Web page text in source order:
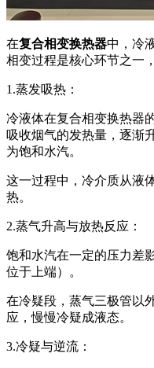
在复合相变换热器中，冷
相变过程是核心环节之一
1.蒸发吸热：
冷液体在复合相变换热器
吸收烟气的发热量，逐渐
为饱和水汽。
这一过程中，冷介质从液
热。
2.蒸气升高与放热反应：
饱和水汽在一定的压力差
位于上端）。
在冷疑段，蒸气三极管以
应，慢慢冷疑成液态。
3.冷疑与逆流：